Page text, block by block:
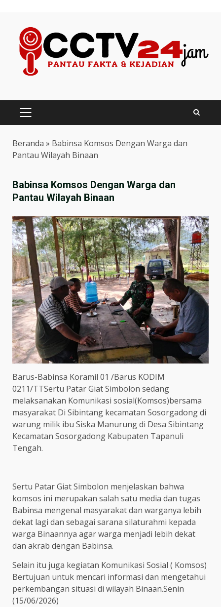
content
PRIMARY
MENU
Beranda » Babinsa Komsos Dengan Warga dan
Pantau Wilayah Binaan
Babinsa Komsos Dengan Warga dan
Pantau Wilayah Binaan
Barus-Babinsa Koramil 01 /Barus KODIM
0211/TTSertu Patar Giat Simbolon sedang
melaksanakan Komunikasi sosial(Komsos)bersama
masyarakat Di Sibintang kecamatan Sosorgadong di
warung milik ibu Siska Manurung di Desa Sibintang
Kecamatan Sosorgadong Kabupaten Tapanuli
Tengah.
Sertu Patar Giat Simbolon menjelaskan bahwa
komsos ini merupakan salah satu media dan tugas
Babinsa mengenal masyarakat dan warganya lebih
dekat lagi dan sebagai sarana silaturahmi kepada
warga Binaannya agar warga menjadi lebih dekat
dan akrab dengan Babinsa.
Selain itu juga kegiatan Komunikasi Sosial ( Komsos)
Bertujuan untuk mencari informasi dan mengetahui
perkembangan situasi di wilayah Binaan.Senin
(15/06/2026)